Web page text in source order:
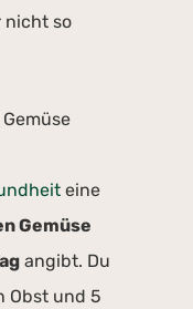
nicht so
eine
Gemüse
angibt. Du
Obst und 5